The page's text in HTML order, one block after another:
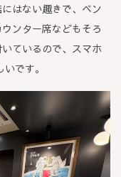
はない趣きで、ベン
ンター席などもそろ
ているので、スマホ
です。